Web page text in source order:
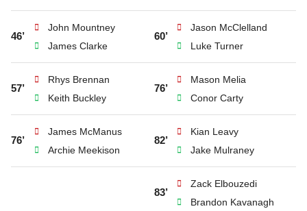
46’
John Mountney
James Clarke
60’
Jason McClelland
Luke Turner
57’
Rhys Brennan
Keith Buckley
76’
Mason Melia
Conor Carty
76’
James McManus
Archie Meekison
82’
Kian Leavy
Jake Mulraney
83’
Zack Elbouzedi
Brandon Kavanagh